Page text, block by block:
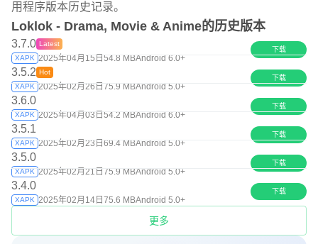
用程序版本历史记录。
Loklok - Drama, Movie & Anime的历史版本
3.7.0 Latest
XAPK 2025年04月15日54.8 MBAndroid 6.0+
下载
3.5.2 Hot
XAPK 2025年02月26日 75.9 MBAndroid 5.0+
下载
3.6.0
XAPK 2025年04月03日54.2 MBAndroid 6.0+
下载
3.5.1
XAPK 2025年02月23日69.4 MBAndroid 5.0+
下载
3.5.0
XAPK 2025年02月21日 75.9 MBAndroid 5.0+
下载
3.4.0
XAPK 2025年02月14日 75.6 MBAndroid 5.0+
下载
更多